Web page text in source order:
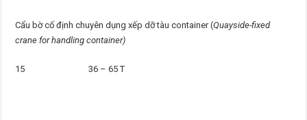
Cẩu bờ cố định chuyên dụng xếp dỡ tàu container (Quayside-fixed
crane for handling container)
15 36 – 65 T